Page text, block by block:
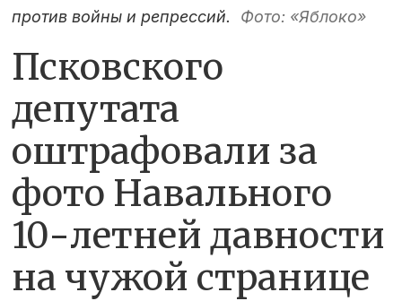
против войны и репрессий.
Фото: «Яблоко»
Псковского
депутата
оштрафовали за
фото Навального
10-летней давности
на чужой странице